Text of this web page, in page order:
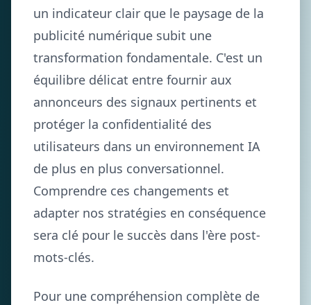
un indicateur clair que le paysage de la
publicité numérique subit une
transformation fondamentale. C'est un
équilibre délicat entre fournir aux
annonceurs des signaux pertinents et
protéger la confidentialité des
utilisateurs dans un environnement IA
de plus en plus conversationnel.
Comprendre ces changements et
adapter nos stratégies en conséquence
sera clé pour le succès dans l'ère post-
mots-clés.
Pour une compréhension complète de